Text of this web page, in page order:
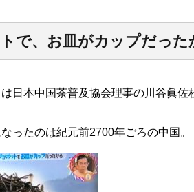
で、お皿がカップだった
日本中国茶普及協会理事の川谷眞佐
ったのは紀元前2700年ごろの中国。